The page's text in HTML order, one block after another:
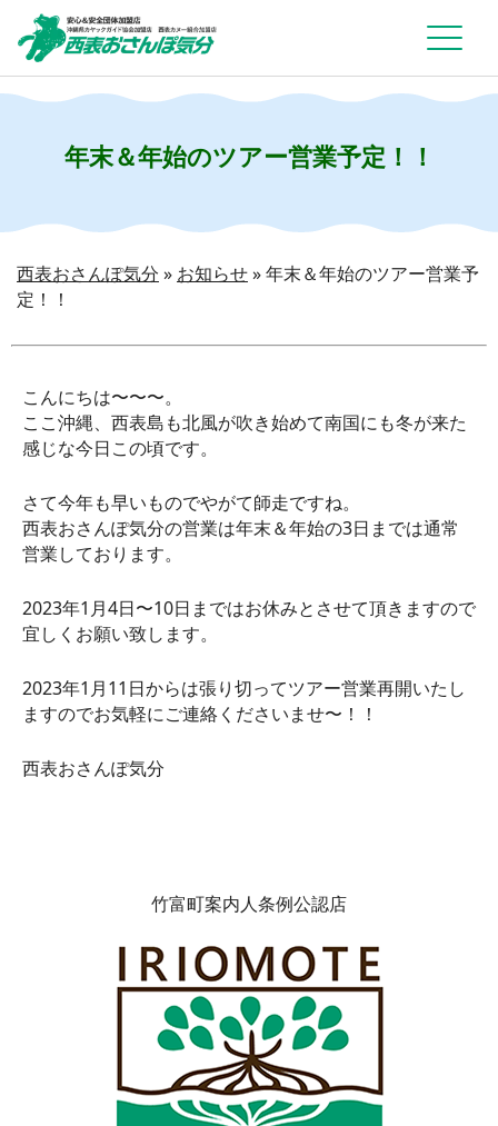
年末＆年始のツアー営業予定！！
西表おさんぽ気分 » お知らせ»年末＆年始のツアー営業予
定！！
こんにちは〜〜〜。
ここ沖縄、西表島も北風が吹き始めて南国にも冬が来た
感じな今日この頃です。
さて今年も早いものでやがて師走ですね。
西表おさんぽ気分の営業は年末＆年始の3日までは通常
営業しております。
2023年1月4日〜10日 まではお休みとさせて頂きますので
宜しくお願い致します。
2023年1月11日からは張り切ってツアー営業再開いたし
ますのでお気軽にご連絡くださいませ〜！！
西表おさんぽ気分
竹富町案内人条例公認店